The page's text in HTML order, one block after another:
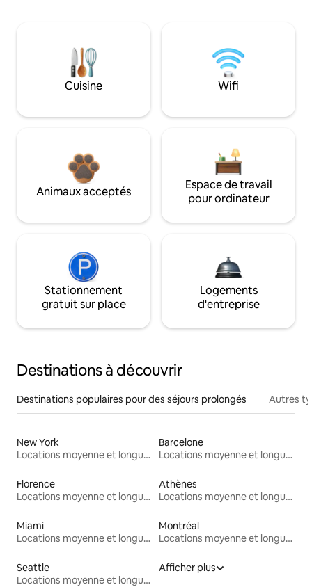
Cuisine Wifi
Animaux acceptés
Espace de travail
pour ordinateur
Stationnement
gratuit sur place
Logements
d'entreprise
Destinations à découvrir
Destinations populaires pour des séjours prolongés Autres
New York
Locations moyenne et longue durée
Barcelone
Locations moyenne et longue durée
Florence
Locations moyenne et longue durée
Athènes
Locations moyenne et longue durée
Miami
Locations moyenne et longue durée
Montréal
Locations moyenne et longue durée
Seattle
Locations moyenne et longue durée
Afficher plus